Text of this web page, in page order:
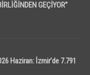
GEÇİYOR”
Haziran: İzmir’de 7.791